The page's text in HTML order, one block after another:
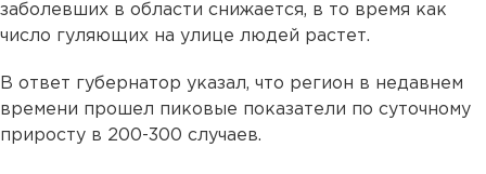
заболевших в области снижается, в то время как
число гуляющих на улице людей растет.
В ответ губернатор указал, что регион в недавнем
времени прошел пиковые показатели по суточному
приросту в 200-300 случаев.